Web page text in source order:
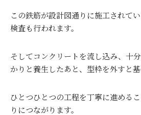
この鉄筋が設計図通りに施工されて
検査も行われます。
そしてコンクリートを流し込み、十
かりと養生したあと、型枠を外すと基
ひとつひとつの工程を丁寧に進める
りにつながります。